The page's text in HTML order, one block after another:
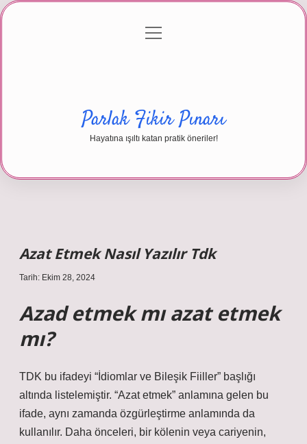
Gizlilik Politikası
menüyü
Parlak Fikir Pınarı
Hayatına ışıltı katan pratik öneriler!
Azat Etmek Nasıl Yazılır Tdk
Tarih: Ekim 28, 2024
Azad etmek mı azat etmek
mı?
TDK bu ifadeyi “İdiomlar ve Bileşik Fiiller” başlığı
altında listelemiştir. “Azat etmek” anlamına gelen bu
ifade, aynı zamanda özgürleştirme anlamında da
kullanılır. Daha önceleri, bir kölenin veya cariyenin,